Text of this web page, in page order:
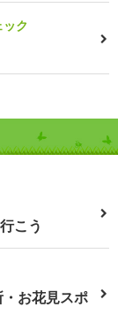
ク
こう
お花見スポ